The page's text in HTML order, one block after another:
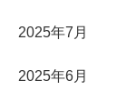
2025年7月
2025年6月